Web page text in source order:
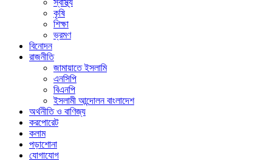
স্বাস্থ্য
কৃষি
শিক্ষা
ভ্রমণ
বিনোদন
রাজনীতি
জামায়াতে ইসলামি
এনসিপি
বিএনপি
ইসলামী আন্দোলন বাংলাদেশ
অর্থনীতি ও বাণিজ্য
করপোরেট
কলাম
পড়াশোনা
যোগাযোগ